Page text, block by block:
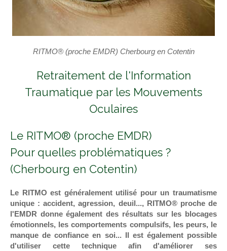
RITMO® (proche EMDR) Cherbourg en Cotentin
Retraitement de l'Information
Traumatique par les Mouvements
Oculaires
Le RITMO® (proche EMDR)
Pour quelles problématiques ?
(Cherbourg en Cotentin)
Le RITMO est généralement utilisé pour un traumatisme
unique : accident, agression, deuil..., RITMO® proche de
l'EMDR donne également des résultats sur les blocages
émotionnels, les comportements compulsifs, les peurs, le
manque de confiance en soi... Il est également possible
d'utiliser cette technique afin d'améliorer ses